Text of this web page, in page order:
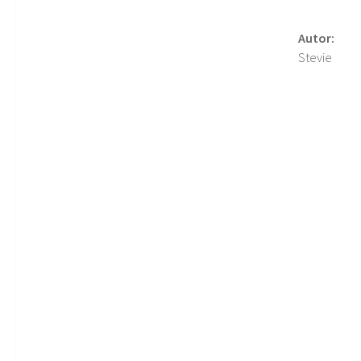
Autor:
Stevie